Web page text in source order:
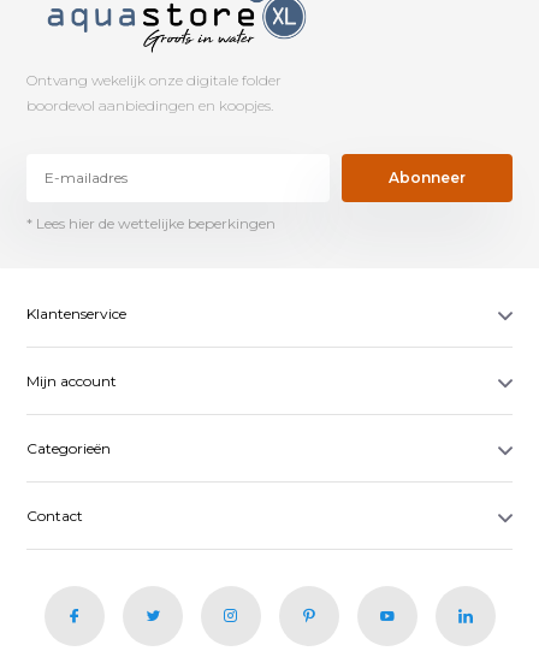
Ontvang wekelijk onze digitale folder
boordevol aanbiedingen en koopjes.
Abonneer
* Lees hier de wettelijke beperkingen
Klantenservice
Mijn account
Categorieën
Contact